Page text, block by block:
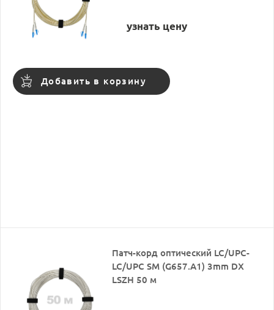
узнать цену
Добавить в корзину
Патч-корд оптический LC/UPC-
LC/UPC SM (G657.A1) 3mm DX
LSZH 50 м